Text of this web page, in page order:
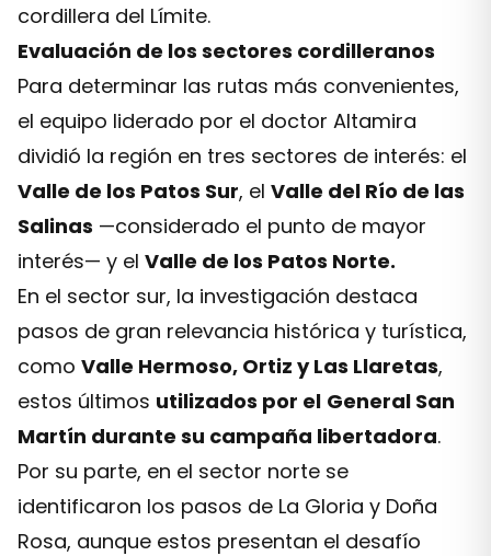
cordillera del Límite.
Evaluación de los sectores cordilleranos
Para determinar las rutas más convenientes,
el equipo liderado por el doctor Altamira
dividió la región en tres sectores de interés: el
Valle de los Patos Sur, el Valle del Río de las
Salinas —considerado el punto de mayor
interés— y el Valle de los Patos Norte.
En el sector sur, la investigación destaca
pasos de gran relevancia histórica y turística,
como Valle Hermoso, Ortiz y Las Llaretas,
estos últimos utilizados por el General San
Martín durante su campaña libertadora.
Por su parte, en el sector norte se
identificaron los pasos de La Gloria y Doña
Rosa, aunque estos presentan el desafío